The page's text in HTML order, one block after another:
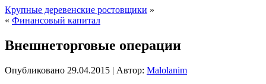
Крупные деревенские ростовщики »
« Финансовый капитал
Внешнеторговые операции
Опубликовано 29.04.2015 | Автор: Malolanim